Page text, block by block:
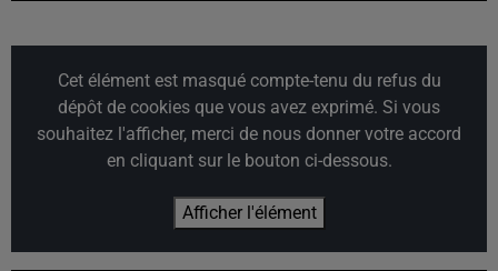
Cet élément est masqué compte-tenu du refus du
dépôt de cookies que vous avez exprimé. Si vous
souhaitez l'afficher, merci de nous donner votre accord
en cliquant sur le bouton ci-dessous.
Afficher l'élément